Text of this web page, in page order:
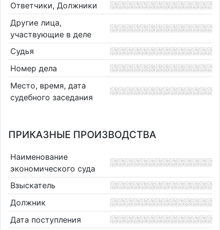
Ответчики, Должники
Другие лица,
участвующие в деле
Судья
Номер дела
Место, время, дата
судебного заседания
ПРИКАЗНЫЕ ПРОИЗВОДСТВА
Наименование
экономического суда
Взыскатель
Должник
Дата поступления